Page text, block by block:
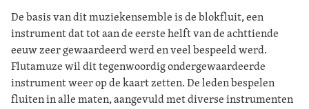
De basis van dit muziekensemble is de blokfluit, een
instrument dat tot aan de eerste helft van de achttiende
eeuw zeer gewaardeerd werd en veel bespeeld werd.
Flutamuze wil dit tegenwoordig ondergewaardeerde
instrument weer op de kaart zetten. De leden bespelen
fluiten in alle maten, aangevuld met diverse instrumenten